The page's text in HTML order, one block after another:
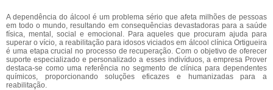
A dependência do álcool é um problema sério que afeta milhões de pessoas
em todo o mundo, resultando em consequências devastadoras para a saúde
física, mental, social e emocional. Para aqueles que procuram ajuda para
superar o vício, a reabilitação para idosos viciados em álcool clínica Ortigueira
é uma etapa crucial no processo de recuperação. Com o objetivo de oferecer
suporte especializado e personalizado a esses indivíduos, a empresa Prover
destaca-se como uma referência no segmento de clínica para dependentes
químicos, proporcionando soluções eficazes e humanizadas para a
reabilitação.